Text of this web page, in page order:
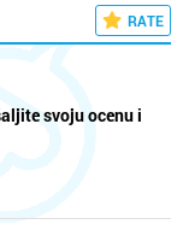
RATE
svoju ocenu i